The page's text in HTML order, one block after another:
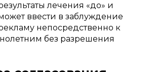
лечения «до» и
ввести в заблуждение
непосредственно к
без разрешения